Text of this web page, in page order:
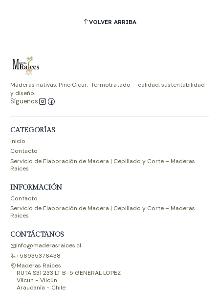
VOLVER ARRIBA
Maderas nativas, Pino Clear, Termotratado — calidad, sustentabilidad
y diseño.
Síguenos
CATEGORÍAS
Inicio
Contacto
Servicio de Elaboración de Madera | Cepillado y Corte – Maderas
Raíces
INFORMACIÓN
Contacto
Servicio de Elaboración de Madera | Cepillado y Corte – Maderas
Raíces
CONTÁCTANOS
info@maderasraices.cl
+56935376438
Maderas Raíces
RUTA S31 233 LT B-5 GENERAL LOPEZ
Vilcun - Vilcún
Araucanía - Chile